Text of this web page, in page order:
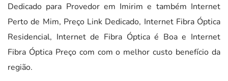
Dedicado para Provedor em Imirim e também Internet
Perto de Mim, Preço Link Dedicado, Internet Fibra Óptica
Residencial, Internet de Fibra Óptica é Boa e Internet
Fibra Óptica Preço com com o melhor custo benefício da
região.